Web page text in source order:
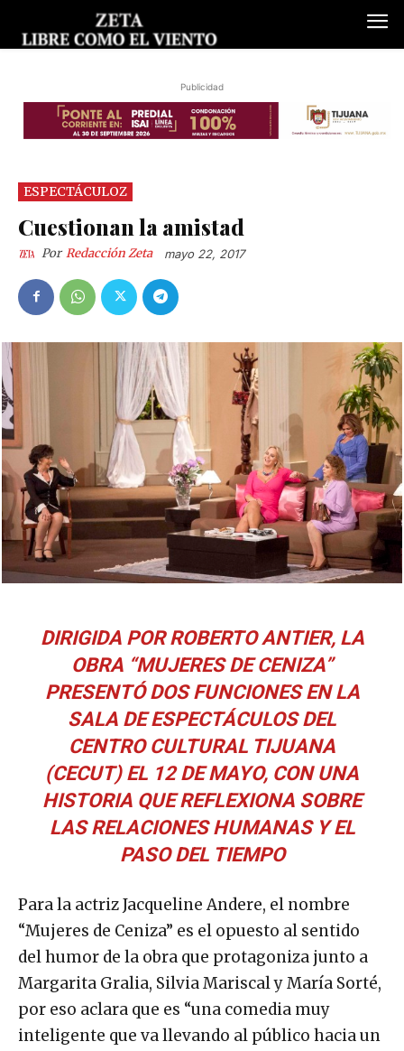
Publicidad
ESPECTÁCULOZ
Cuestionan la amistad
Por Redacción Zeta mayo 22, 2017
DIRIGIDA POR ROBERTO ANTIER, LA
OBRA “MUJERES DE CENIZA”
PRESENTÓ DOS FUNCIONES EN LA
SALA DE ESPECTÁCULOS DEL
CENTRO CULTURAL TIJUANA
(CECUT) EL 12 DE MAYO, CON UNA
HISTORIA QUE REFLEXIONA SOBRE
LAS RELACIONES HUMANAS Y EL
PASO DEL TIEMPO
Para la actriz Jacqueline Andere, el nombre
“Mujeres de Ceniza” es el opuesto al sentido
del humor de la obra que protagoniza junto a
Margarita Gralia, Silvia Mariscal y María Sorté,
por eso aclara que es “una comedia muy
inteligente que va llevando al público hacia un